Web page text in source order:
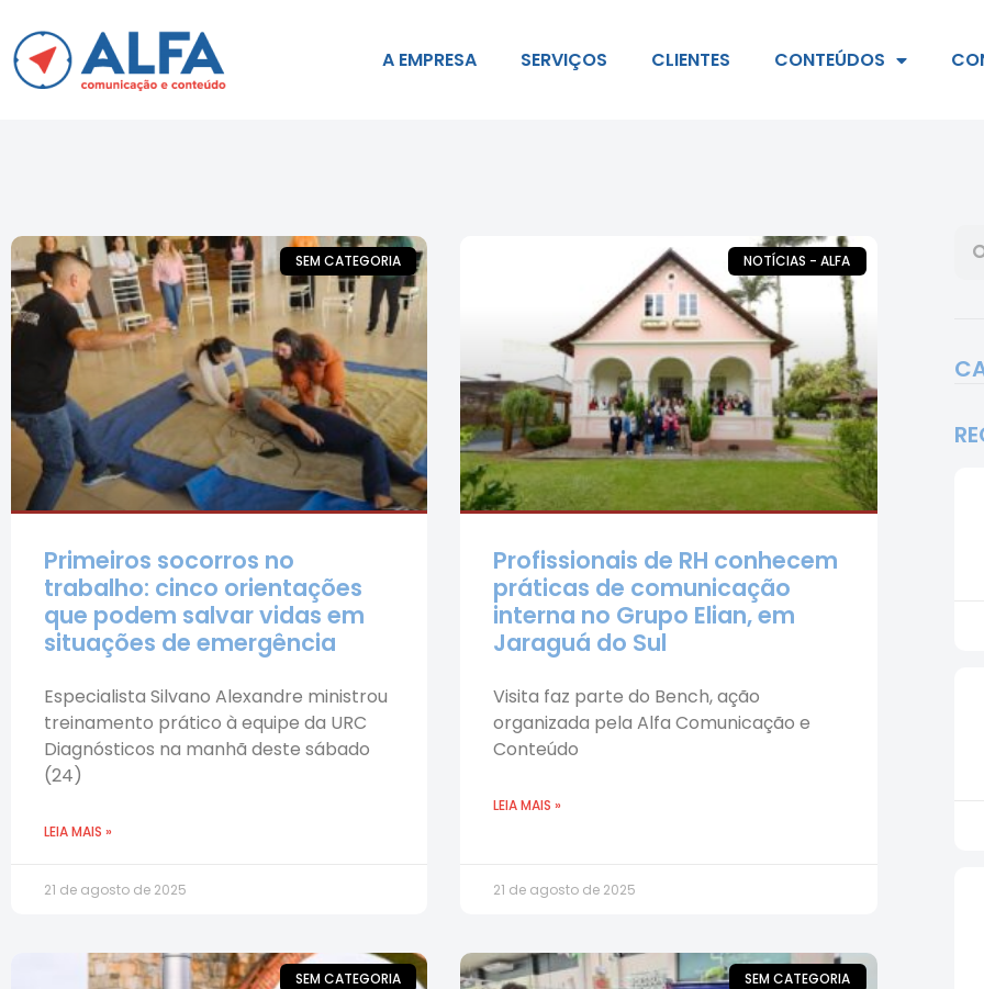
A EMPRESA SERVIÇOS CLIENTES CONTEÚDOS
SEM CATEGORIA
Primeiros socorros no
trabalho: cinco orientações
que podem salvar vidas em
situações de emergência
Especialista Silvano Alexandre ministrou
treinamento prático à equipe da URC
Diagnósticos na manhã deste sábado
(24)
LEIA MAIS »
21 de agosto de 2025
NOTÍCIAS - ALFA
Profissionais de RH conhecem
práticas de comunicação
interna no Grupo Elian, em
Jaraguá do Sul
Visita faz parte do Bench, ação
organizada pela Alfa Comunicação e
Conteúdo
LEIA MAIS »
21 de agosto de 2025
SEM CATEGORIA SEM CATEGORIA